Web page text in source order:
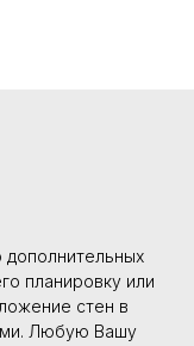
планировку или
стен в
Любую Вашу